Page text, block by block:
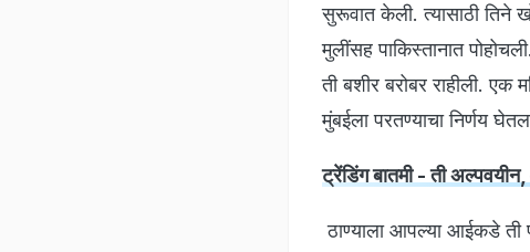
सुरूवात केली. त्यासाठी तिने
मुलींसह पाकिस्तानात
ती बशीर बरोबर राहीली. एक
मुंबईला परतण्याचा निर्णय
ट्रेंडिंग बातमी - ती
ठाण्याला आपल्या आईकडे ती